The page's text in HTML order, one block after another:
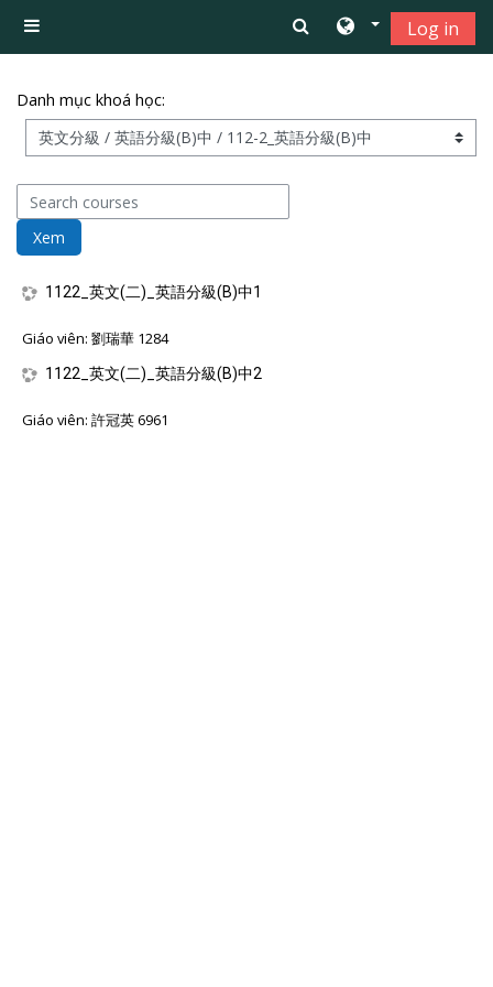
Bảng điều khiển cạnh
Log in
Danh mục khoá học:
Search courses
Xem
1122_英文(二)_英語分級(B)中1
Giáo viên: 劉瑞華 1284
1122_英文(二)_英語分級(B)中2
Giáo viên: 許冠英 6961